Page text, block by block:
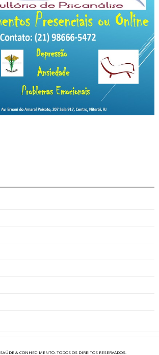
SAÚDE & CONHECIMENTO. TODOS OS DIREITOS RESERVADOS.